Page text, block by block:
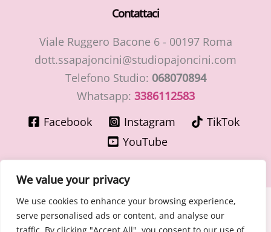
We value your privacy
We use cookies to enhance your browsing experience,
serve personalised ads or content, and analyse our
Contattaci
Viale Ruggero Bacone 6 - 00197 Roma
dott.ssapajoncini@studiopajoncini.com
Telefono Studio: 068070894
Whatsapp: 3386112583
Facebook
Instagram
TikTok
YouTube
Copyright © 2026 LaMiaGinecologa.com - Dott.ssa Cinzia
Pajoncini - Specialista in Ostetricia e Ginecologia